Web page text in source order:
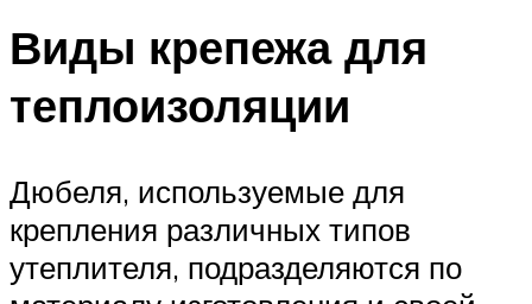
Виды крепежа для
теплоизоляции
Дюбеля, используемые для
крепления различных типов
утеплителя, подразделяются по